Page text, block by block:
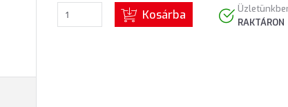
Kosárba
RAKTÁRON